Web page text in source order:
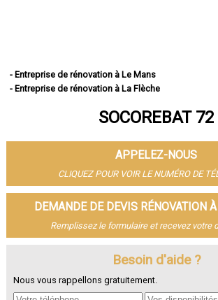
- Entreprise de rénovation à Le Mans
- Entreprise de rénovation à La Flèche
- Entreprise de rénovation à Allonnes
- Entreprise de rénovation à Coulaines
- Entreprise de rénovation à Changé
- Entreprise de rénovation à Mamers
- Entreprise de rénovation à Arnage
- Entreprise de rénovation à Parigné-l'Évêque
- Entreprise de rénovation à Château-du-Loir
- Entreprise de rénovation à Écommoy
- Entreprise de rénovation à Yvré-l'Évêque
- Entreprise de rénovation à Le Lude
SOCOREBAT 72
APPELEZ-NOUS
CLIQUEZ POUR VOIR LE NUMÉRO DE
DEMANDE DE DEVIS RÉNOVATION
Remplissez le formulaire et recevez votre
Besoin d'aide ?
Nous vous rappellons gratuitement.